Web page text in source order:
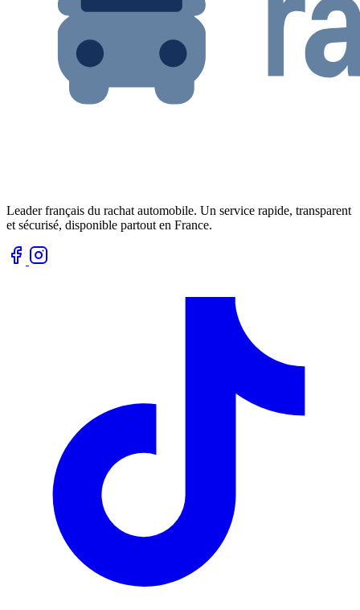
Leader français du rachat automobile. Un service rapide, transparent
et sécurisé, disponible partout en France.